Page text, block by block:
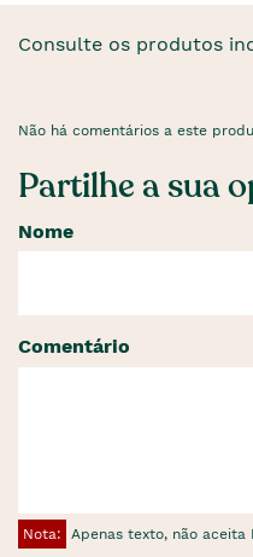
Consulte os produtos
Não há comentários a este
Partilhe a sua
Nome
Comentário
Nota: Apenas texto, não aceita